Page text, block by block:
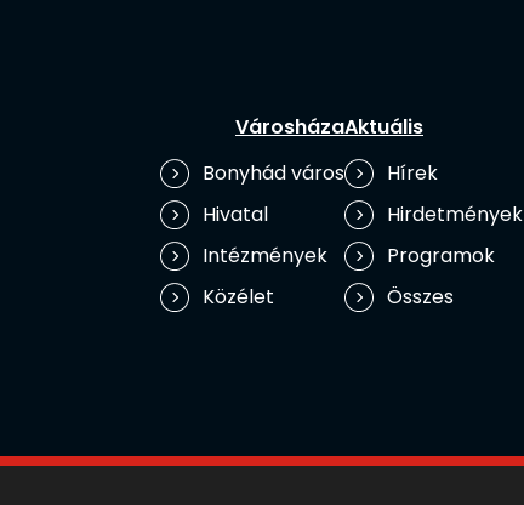
Városháza
Bonyhád város
Hivatal
Intézmények
Közélet
Aktuális
Hírek
Hirdetmények
Programok
Összes